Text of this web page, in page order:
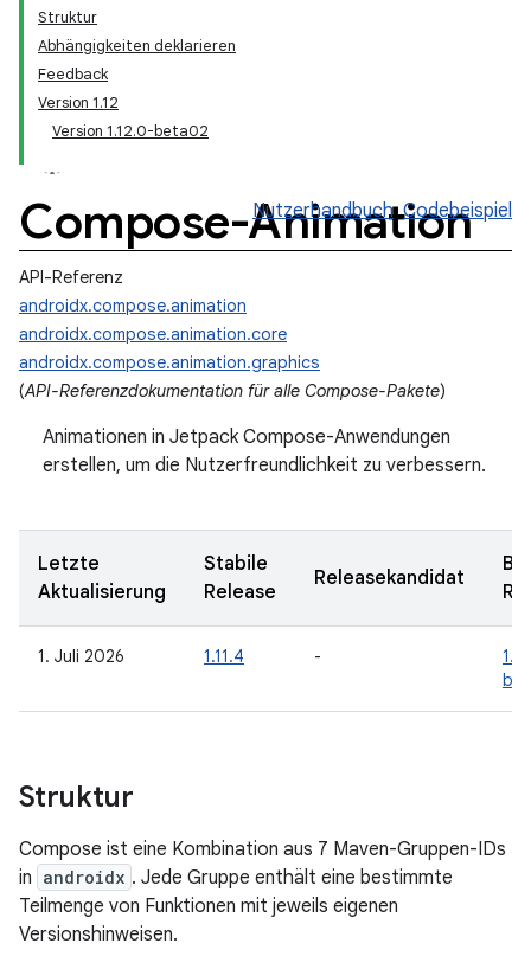
Struktur
Abhängigkeiten deklarieren
Feedback
Version 1.12
Version 1.12.0-beta02
Compose-Animation
Nutzerhandbuch Codebeispiel
API-Referenz
androidx.compose.animation
androidx.compose.animation.core
androidx.compose.animation.graphics
(API-Referenzdokumentation für alle Compose-Pakete)
Animationen in Jetpack Compose-Anwendungen
erstellen, um die Nutzerfreundlichkeit zu verbessern.
Letzte
Aktualisierung
Stabile
Release
Releasekandidat
1. Juli 2026 1.11.4 -
Struktur
Compose ist eine Kombination aus 7 Maven-Gruppen-IDs
in androidx . Jede Gruppe enthält eine bestimmte
Teilmenge von Funktionen mit jeweils eigenen
Versionshinweisen.